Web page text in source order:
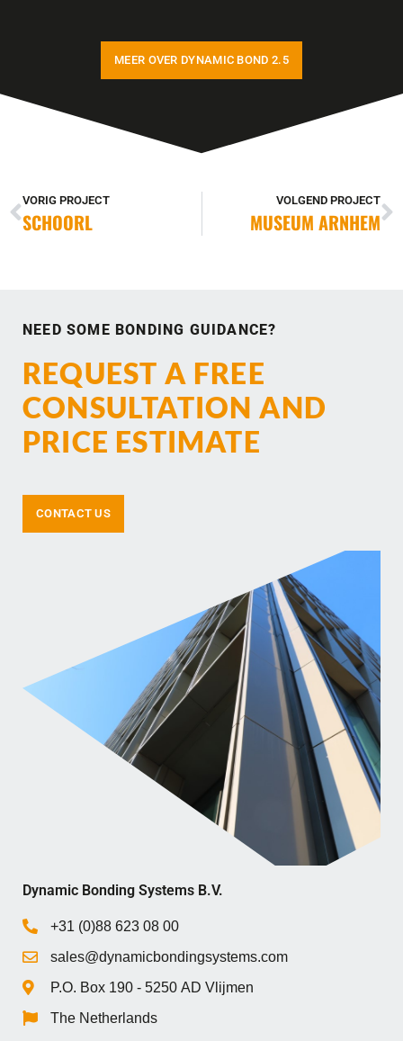
MEER OVER DYNAMIC BOND 2.5
VORIG PROJECT
SCHOORL
VOLGEND PROJECT
MUSEUM ARNHEM
NEED SOME BONDING GUIDANCE?
REQUEST A FREE
CONSULTATION AND
PRICE ESTIMATE
CONTACT US
Dynamic Bonding Systems B.V.
+31 (0)88 623 08 00
sales@dynamicbondingsystems.com
P.O. Box 1‍9‍0 - 5‍2‍5‍0 AD Vlijmen
The Netherlands